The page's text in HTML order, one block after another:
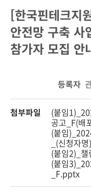
[한국핀테크지
안전망 구축 사
참가자 모집 안
등록자
첨부파일
(붙임
공고_F(배
(붙임
_(신청자
(붙임2)_
(붙임
_F.pptx